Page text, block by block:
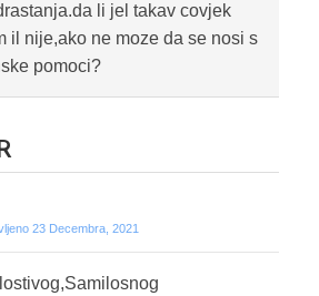
li jel takav covjek
il nije,ako ne moze da se nosi s
pomoci?
23 Decembra, 2021